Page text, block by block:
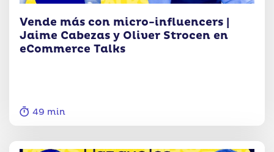
Vende más con micro-influencers |
Jaime Cabezas y Oliver Strocen en
eCommerce Talks
49 min